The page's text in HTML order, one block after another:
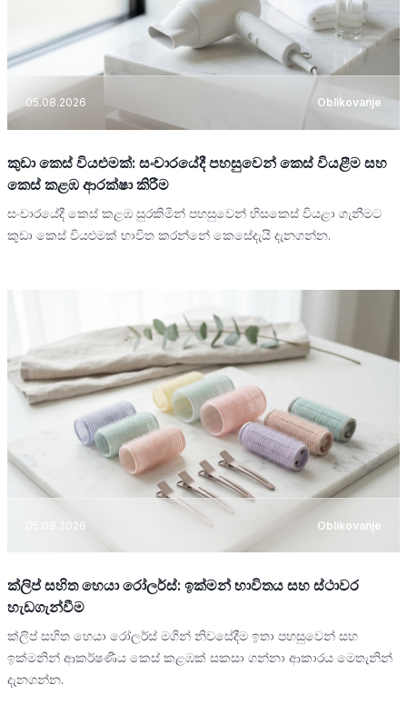
05.08.2026 Oblikovanje
කුඩා කෙස් වියළුමක්: සංචාරයේදී පහසුවෙන් කෙස් වියළීම සහ
කෙස් කළඹ ආරක්ෂා කිරීම
සංචාරයේදී කෙස් කළඹ සුරකිමින් පහසුවෙන් හිසකෙස් වියළා ගැනීමට
කුඩා කෙස් වියළුමක් භාවිත කරන්නේ කෙසේදැයි දැනගන්න.
05.08.2026 Oblikovanje
ක්ලිප් සහිත හෙයා රෝලර්ස්: ඉක්මන් භාවිතය සහ ස්ථාවර
හැඩගැන්වීම
ක්ලිප් සහිත හෙයා රෝලර්ස් මගින් නිවසේදීම ඉතා පහසුවෙන් සහ
ඉක්මනින් ආකර්ෂණීය කෙස් කළඹක් සකසා ගන්නා ආකාරය මෙතැනින්
දැනගන්න.